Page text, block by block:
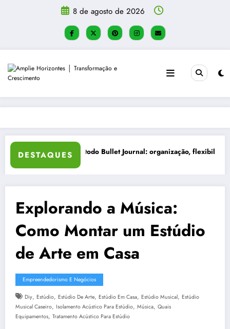
8 de agosto de 2026
DESTAQUES
Como Criar um Diário de Autoconhecimento Mesa de
Explorando a Música:
Como Montar um Estúdio
de Arte em Casa
Empreendedorismo E Negócios
Diy, Estúdio, Estúdio De Arte, Estúdio Em Casa, Estúdio Musical, Estúdio
Musical Caseiro, Isolamento Acústico Para Estúdio, Música, Quais
Equipamentos, Tratamento Acústico Para Estúdio